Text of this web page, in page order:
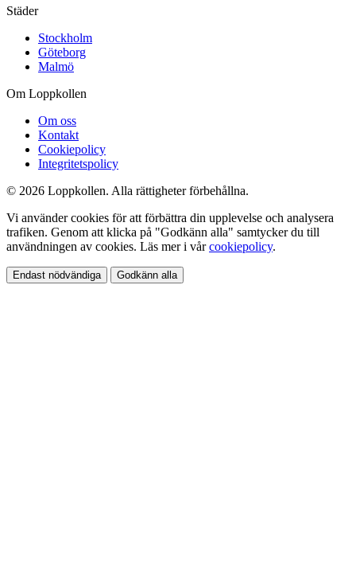
Städer
Stockholm
Göteborg
Malmö
Om Loppkollen
Om oss
Kontakt
Cookiepolicy
Integritetspolicy
© 2026 Loppkollen. Alla rättigheter förbehållna.
Vi använder cookies för att förbättra din upplevelse och analysera
trafiken. Genom att klicka på "Godkänn alla" samtycker du till
användningen av cookies. Läs mer i vårcookiepolicy.
Endast nödvändiga Godkänn alla